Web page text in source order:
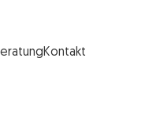
mbH SFG Logo
Kontakt